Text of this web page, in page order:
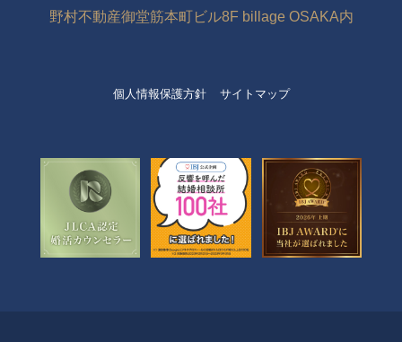
野村不動産御堂筋本町ビル8F billage OSAKA内
個人情報保護方針 サイトマップ